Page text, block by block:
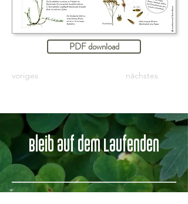
PDF download
voriges nächstes
Bleib auf dem Laufenden